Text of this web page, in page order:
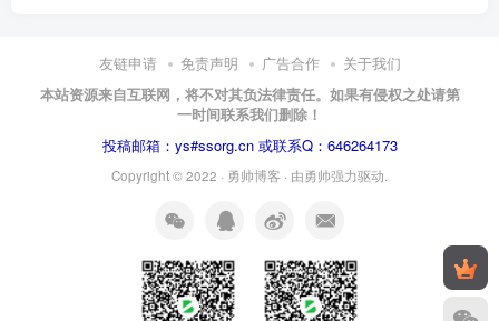
友链申请 免责声明 广告合作
关于我们
本站资源来自互联网，将不对其负法律责任。如果有侵权之处请第
一时间联系我们删除！
投稿邮箱：ys#ssorg.cn 或联系Q：646264173
Copyright © 2022 · 勇帅博客 · 由勇帅强力驱动.